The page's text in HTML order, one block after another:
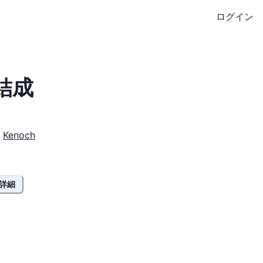
ログイン
成
Kenoch
細